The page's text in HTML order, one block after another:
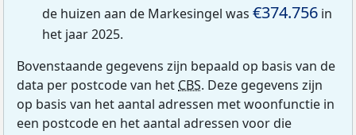
de huizen aan de Markesingel was €374.756 in
het jaar 2025.
Bovenstaande gegevens zijn bepaald op basis van de
data per postcode van het CBS. Deze gegevens zijn
op basis van het aantal adressen met woonfunctie in
een postcode en het aantal adressen voor die